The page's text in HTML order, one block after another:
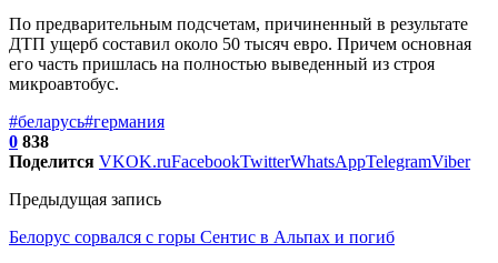
По предварительным подсчетам, причиненный в результате
ДТП ущерб составил около 50 тысяч евро. Причем основная
его часть пришлась на полностью выведенный из строя
микроавтобус.
#беларусь#германия
0 838
Поделится VKOK.ruFacebookTwitterWhatsAppTelegramViber
Предыдущая запись
Белорус сорвался с горы Сентис в Альпах и погиб